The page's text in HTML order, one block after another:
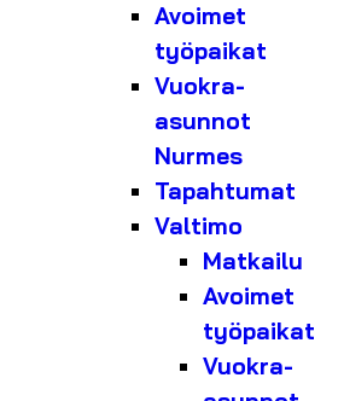
Avoimet
työpaikat
Vuokra-
asunnot
Nurmes
Tapahtumat
Valtimo
Matkailu
Avoimet
työpaikat
Vuokra-